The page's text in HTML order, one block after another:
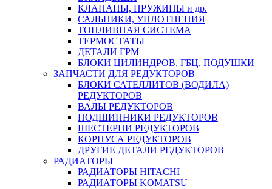
КЛАПАНЫ, ПРУЖИНЫ и др.
САЛЬНИКИ, УПЛОТНЕНИЯ
ТОПЛИВНАЯ СИСТЕМА
ТЕРМОСТАТЫ
ДЕТАЛИ ГРМ
БЛОКИ ЦИЛИНДРОВ, ГБЦ, ПОДУШКИ
ЗАПЧАСТИ ДЛЯ РЕДУКТОРОВ
БЛОКИ САТЕЛЛИТОВ (ВОДИЛА)
РЕДУКТОРОВ
ВАЛЫ РЕДУКТОРОВ
ПОДШИПНИКИ РЕДУКТОРОВ
ШЕСТЕРНИ РЕДУКТОРОВ
КОРПУСА РЕДУКТОРОВ
ДРУГИЕ ДЕТАЛИ РЕДУКТОРОВ
РАДИАТОРЫ
РАДИАТОРЫ HITACHI
РАДИАТОРЫ KOMATSU